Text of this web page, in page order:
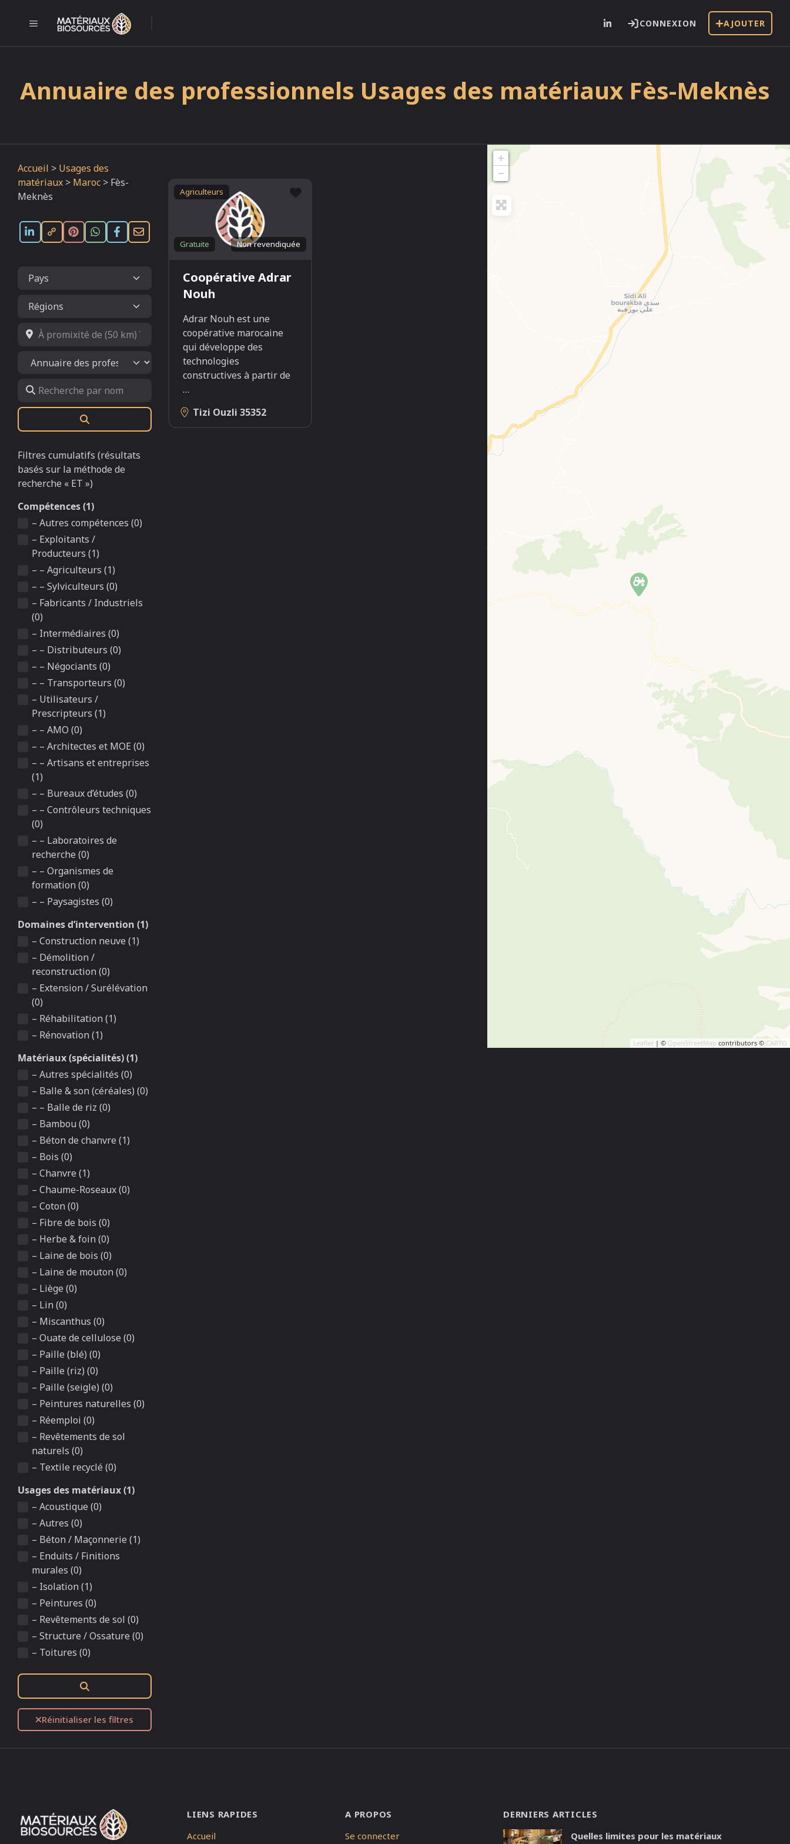
MENU CONNEXION AJOUTER
Annuaire des professionnels Usages des matériaux Fès-Meknès
Accueil > Usages des
matériaux > Maroc > Fès-
Meknès
À promixité de (50 km) ?
Select search type
Recherche par nom
Filtres cumulatifs (résultats
basés sur la méthode de
recherche « ET »)
Compétences (1)
– Autres compétences (0)
– Exploitants /
Producteurs (1)
– – Agriculteurs (1)
– – Sylviculteurs (0)
– Fabricants / Industriels
(0)
– Intermédiaires (0)
– – Distributeurs (0)
– – Négociants (0)
– – Transporteurs (0)
– Utilisateurs /
Prescripteurs (1)
– – AMO (0)
– – Architectes et MOE (0)
– – Artisans et entreprises
(1)
– – Bureaux d’études (0)
– – Contrôleurs techniques
(0)
– – Laboratoires de
recherche (0)
– – Organismes de
formation (0)
– – Paysagistes (0)
Domaines d’intervention (1)
– Construction neuve (1)
– Démolition /
reconstruction (0)
– Extension / Surélévation
(0)
– Réhabilitation (1)
– Rénovation (1)
Matériaux (spécialités) (1)
– Autres spécialités (0)
– Balle & son (céréales) (0)
– – Balle de riz (0)
– Bambou (0)
– Béton de chanvre (1)
– Bois (0)
– Chanvre (1)
– Chaume-Roseaux (0)
– Coton (0)
– Fibre de bois (0)
– Herbe & foin (0)
– Laine de bois (0)
– Laine de mouton (0)
– Liège (0)
– Lin (0)
– Miscanthus (0)
– Ouate de cellulose (0)
– Paille (blé) (0)
– Paille (riz) (0)
– Paille (seigle) (0)
– Peintures naturelles (0)
– Réemploi (0)
– Revêtements de sol
naturels (0)
– Textile recyclé (0)
Usages des matériaux (1)
– Acoustique (0)
– Autres (0)
– Béton / Maçonnerie (1)
– Enduits / Finitions
murales (0)
– Isolation (1)
– Peintures (0)
– Revêtements de sol (0)
– Structure / Ossature (0)
– Toitures (0)
Réinitialiser les filtres
Favori
Agriculteurs
Non revendiquée
Gratuite
Coopérative Adrar
Nouh
Adrar Nouh est une
coopérative marocaine
qui développe des
technologies
constructives à partir de
…
Tizi Ouzli 35352
+
−
Leaflet | © OpenStreetMap contributors © CARTO
LIENS RAPIDES
Accueil
A PROPOS
Se connecter
DERNIERS ARTICLES
Quelles limites pour les matériaux